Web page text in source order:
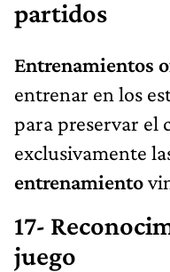
partidos
Entrenamientos
entrenar en los
para preservar el
exclusivamente
entrenamiento
17-
juego